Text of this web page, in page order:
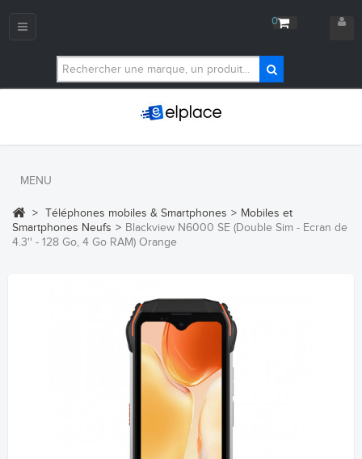
0
Navigation
MENU
> Téléphones mobiles & Smartphones > Mobiles et
Smartphones Neufs > Blackview N6000 SE (Double Sim - Ecran de
4.3'' - 128 Go, 4 Go RAM) Orange